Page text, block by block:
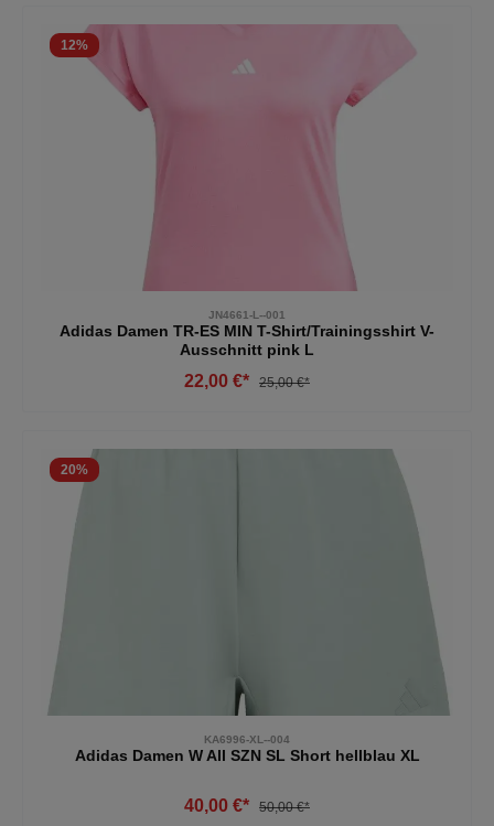
12%
JN4661-L--001
Adidas Damen TR-ES MIN T-Shirt/Trainingsshirt V-
Ausschnitt pink L
22,00 €* 25,00 €*
20%
KA6996-XL--004
Adidas Damen W All SZN SL Short hellblau XL
40,00 €* 50,00 €*